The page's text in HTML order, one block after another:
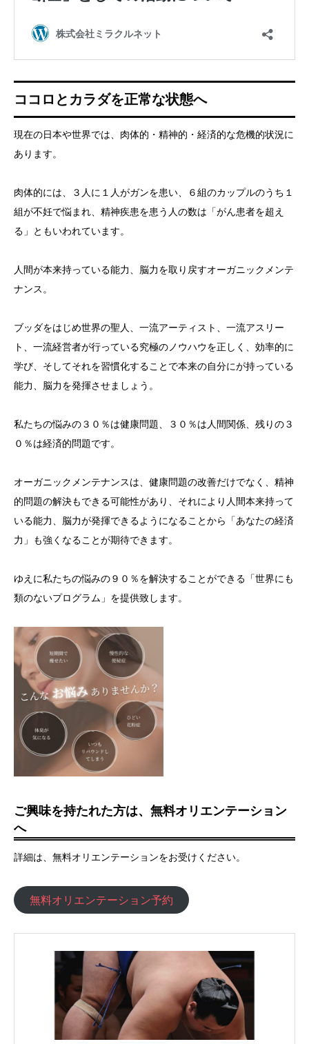
ココロとカラダを正常な状態へ
現在の日本や世界では、肉体的・精神的・経済的な危機的状況に
あります。
肉体的には、３人に１人がガンを患い、６組のカップルのうち１
組が不妊で悩まれ、精神疾患を患う人の数は「がん患者を超え
る」ともいわれています。
人間が本来持っている能力、脳力を取り戻すオーガニックメンテ
ナンス。
ブッダをはじめ世界の聖人、一流アーティスト、一流アスリー
ト、一流経営者が行っている究極のノウハウを正しく、効率的に
学び、そしてそれを習慣化することで本来の自分にが持っている
能力、脳力を発揮させましょう。
私たちの悩みの３０％は健康問題、３０％は人間関係、残りの３
０％は経済的問題です。
オーガニックメンテナンスは、健康問題の改善だけでなく、精神
的問題の解決もできる可能性があり、それにより人間本来持って
いる能力、脳力が発揮できるようになることから「あなたの経済
力」も強くなることが期待できます。
ゆえに私たちの悩みの９０％を解決することができる「世界にも
類のないプログラム」を提供致します。
ご興味を持たれた方は、無料オリエンテーション
へ
詳細は、無料オリエンテーションをお受けください。
無料オリエンテーション予約